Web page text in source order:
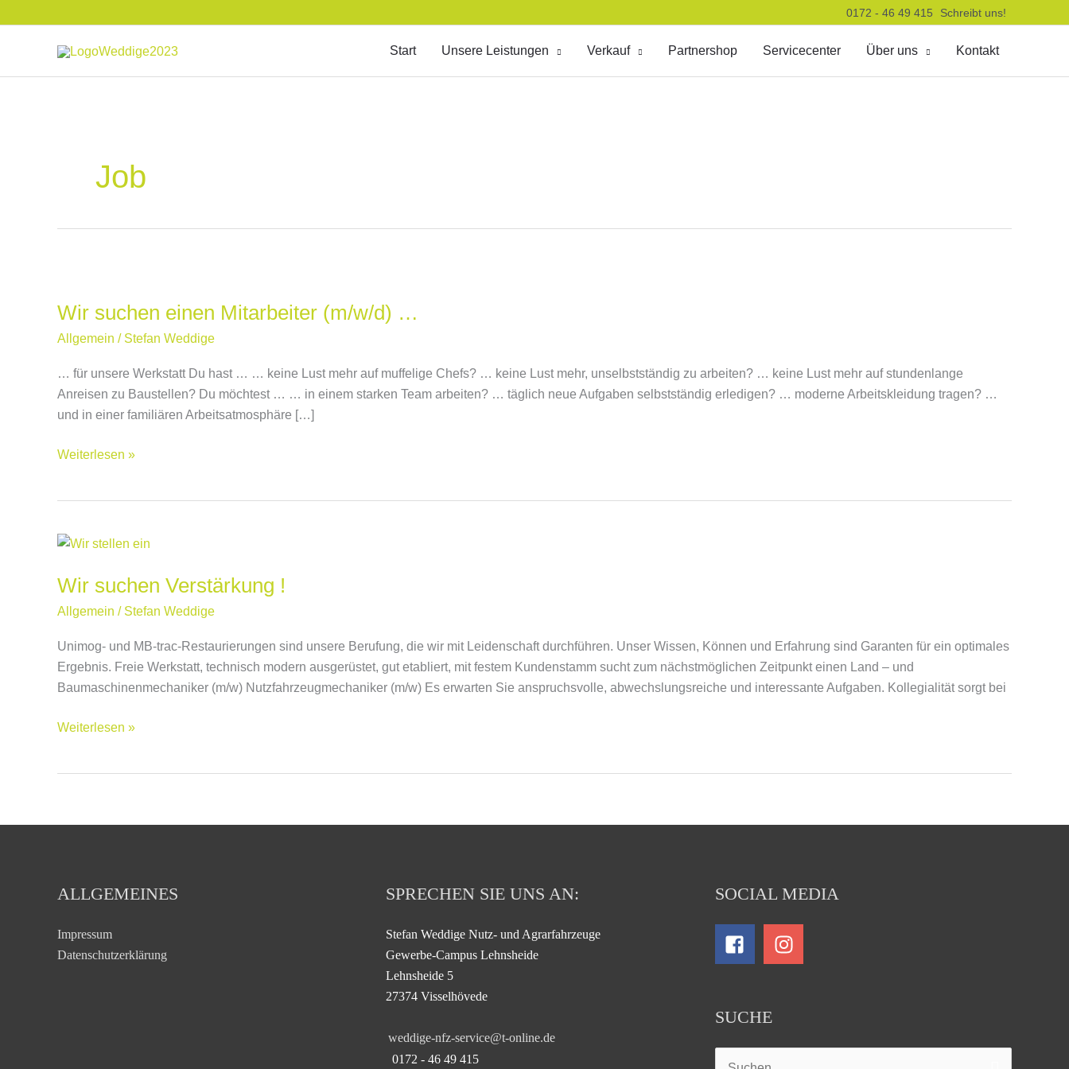
Inhalt
0172 - 46 49 415 Schreibt uns!
Start Unsere Leistungen Verkauf Partnershop Servicecenter Über uns Kontakt
Job
Wir suchen einen Mitarbeiter (m/w/d) …
Allgemein / Stefan Weddige
… für unsere Werkstatt Du hast … … keine Lust mehr auf muffelige Chefs? … keine Lust mehr, unselbstständig zu arbeiten? … keine Lust mehr auf stundenlange
Anreisen zu Baustellen? Du möchtest … … in einem starken Team arbeiten? … täglich neue Aufgaben selbstständig erledigen? … moderne Arbeitskleidung tragen? …
und in einer familiären Arbeitsatmosphäre […]
einen
Mitarbeiter
…
Weiterlesen »
Wir suchen Verstärkung !
Allgemein / Stefan Weddige
Unimog- und MB-trac-Restaurierungen sind unsere Berufung, die wir mit Leidenschaft durchführen. Unser Wissen, Können und Erfahrung sind Garanten für ein optimales
Ergebnis. Freie Werkstatt, technisch modern ausgerüstet, gut etabliert, mit festem Kundenstamm sucht zum nächstmöglichen Zeitpunkt einen Land – und
Baumaschinenmechaniker (m/w) Nutzfahrzeugmechaniker (m/w) Es erwarten Sie anspruchsvolle, abwechslungsreiche und interessante Aufgaben. Kollegialität sorgt bei
Wir
Verstärkung
Weiterlesen »
ALLGEMEINES
Impressum
Datenschutzerklärung
SPRECHEN SIE UNS AN:
Stefan Weddige Nutz- und Agrarfahrzeuge
Gewerbe-Campus Lehnsheide
Lehnsheide 5
27374 Visselhövede
weddige-nfz-service@t-online.de
0172 - 46 49 415
SOCIAL MEDIA
SUCHE